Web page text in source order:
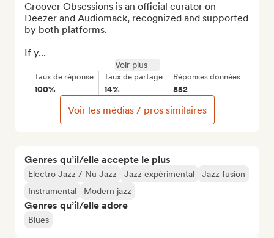
Genres qu’il/elle accepte le plus
Electro Jazz / Nu Jazz Jazz expérimental
Jazz fusion
Instrumental
Modern jazz
Genres qu’il/elle adore
Blues
Groover Obsessions is an official curator on
Deezer and Audiomack, recognized and supported
by both platforms.
If y...
Voir plus
Taux de réponse
100%
Taux de partage
14%
Réponses données
852
Voir les médias / pros similaires